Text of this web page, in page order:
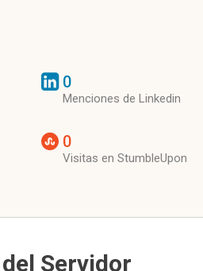
0
Menciones de Linkedin
0
Visitas en StumbleUpon
Servidor